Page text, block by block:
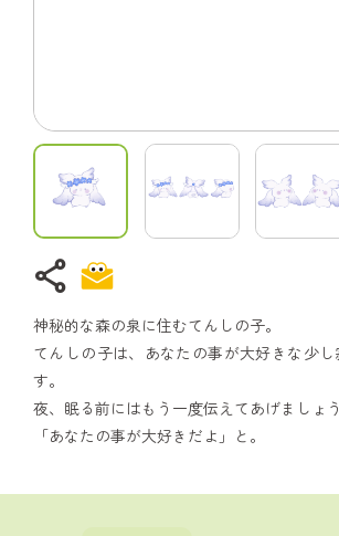
share
神秘的な森の泉に住むてんしの子。
てんしの子は、あなたの事が大好きな少
す。
夜、眠る前にはもう一度伝えてあげましょう
「あなたの事が大好きだよ」と。